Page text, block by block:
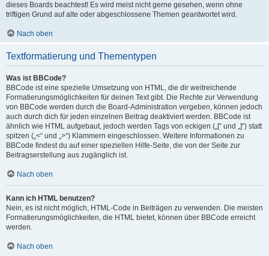
dieses Boards beachtest! Es wird meist nicht gerne gesehen, wenn ohne
triftigen Grund auf alte oder abgeschlossene Themen geantwortet wird.
Nach oben
Textformatierung und Thementypen
Was ist BBCode?
BBCode ist eine spezielle Umsetzung von HTML, die dir weitreichende
Formatierungsmöglichkeiten für deinen Text gibt. Die Rechte zur Verwendung
von BBCode werden durch die Board-Administration vergeben, können jedoch
auch durch dich für jeden einzelnen Beitrag deaktiviert werden. BBCode ist
ähnlich wie HTML aufgebaut, jedoch werden Tags von eckigen („[“ und „]“) statt
spitzen („<“ und „>“) Klammern eingeschlossen. Weitere Informationen zu
BBCode findest du auf einer speziellen Hilfe-Seite, die von der Seite zur
Beitragserstellung aus zugänglich ist.
Nach oben
Kann ich HTML benutzen?
Nein, es ist nicht möglich, HTML-Code in Beiträgen zu verwenden. Die meisten
Formatierungsmöglichkeiten, die HTML bietet, können über BBCode erreicht
werden.
Nach oben